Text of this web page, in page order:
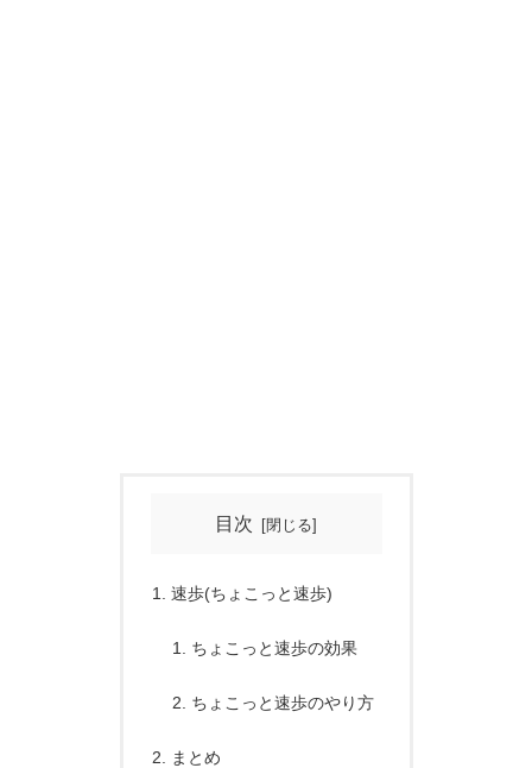
目次
速歩(ちょこっと速歩)
ちょこっと速歩の効果
ちょこっと速歩のやり方
まとめ